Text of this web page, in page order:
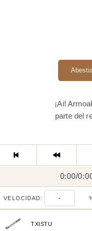
¡Ai!
parte del
0:00/
0:00/
VELOCIDAD: -
TXISTU